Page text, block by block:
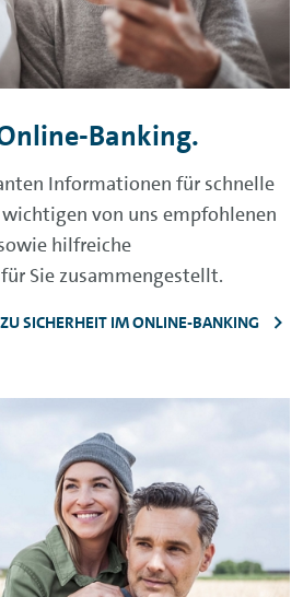
Banking.
Informationen für schnelle
von uns empfohlenen
hilfreiche
Sie zusammengestellt.
ZU SICHERHEIT IM ONLINE-BANKING